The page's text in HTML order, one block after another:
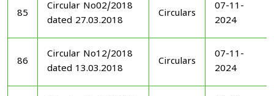
85
Circular No02/2018
dated 27.03.2018
Circulars
07-11-
2024
86
Circular No12/2018
dated 13.03.2018
Circulars
07-11-
2024